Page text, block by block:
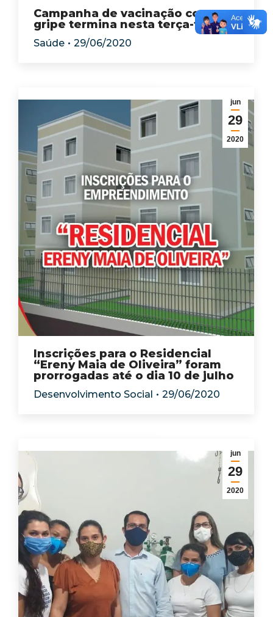
Campanha de vacinação contra a
gripe termina nesta terça-feira
Saúde 29/06/2020
jun
29
2020
Inscrições para o Residencial
“Ereny Maia de Oliveira” foram
prorrogadas até o dia 10 de julho
Desenvolvimento Social 29/06/2020
jun
29
2020